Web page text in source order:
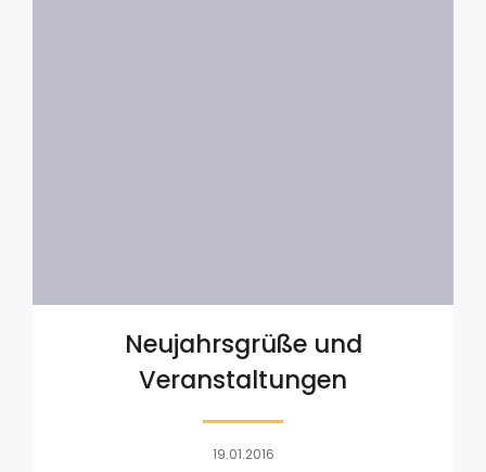
Neujahrsgrüße und
Veranstaltungen
19.01.2016